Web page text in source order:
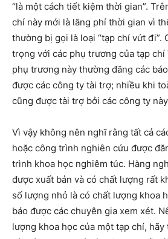
“là một cách tiết kiệm thời gian”.
chí này mới là lãng phí thời gian vì
thường bị gọi là loại “tạp chí vứt đi”.
trọng với các phụ trương của tạp chí
phụ trương này thường đăng các
được các công ty tài trợ; nhiều khi
cũng được tài trợ bởi các công ty
Vì vậy không nên nghĩ rằng tất cả
hoặc công trình nghiên cứu được
trình khoa học nghiêm túc. Hàng
được xuất bản và có chất lượng rất
số lượng nhỏ là có chất lượng khoa
báo được các chuyên gia xem xét.
lượng khoa học của một tạp chí,